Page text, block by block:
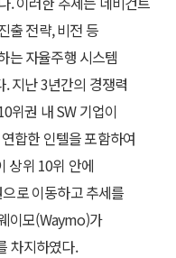
출 전략, 비전 등
는 자율주행 시스템
지난 3년간의 경쟁력
위권 내 SW 기업이
합한 인텔을 포함하여
상위 10위 안에
로 이동하고 추세를
이모(Waymo)가
차지하였다.